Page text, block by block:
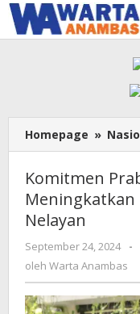
Lewati
ke
konten
Homepage »
Komitmen
Meningkatkan
Nelayan
September 24, 2024 -
oleh Warta Anambas